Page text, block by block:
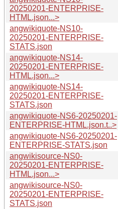
20250201-ENTERPRISE-
HTML.json...>
angwikiquote-NS10-
20250201-ENTERPRISE-
STATS.json
angwikiquote-NS14-
20250201-ENTERPRISE-
HTML.json...>
angwikiquote-NS14-
20250201-ENTERPRISE-
STATS.json
angwikiquote-NS6-20250201-
ENTERPRISE-HTML.json.t..>
angwikiquote-NS6-20250201-
ENTERPRISE-STATS.json
angwikisource-NS0-
20250201-ENTERPRISE-
HTML.json...>
angwikisource-NS0-
20250201-ENTERPRISE-
STATS.json